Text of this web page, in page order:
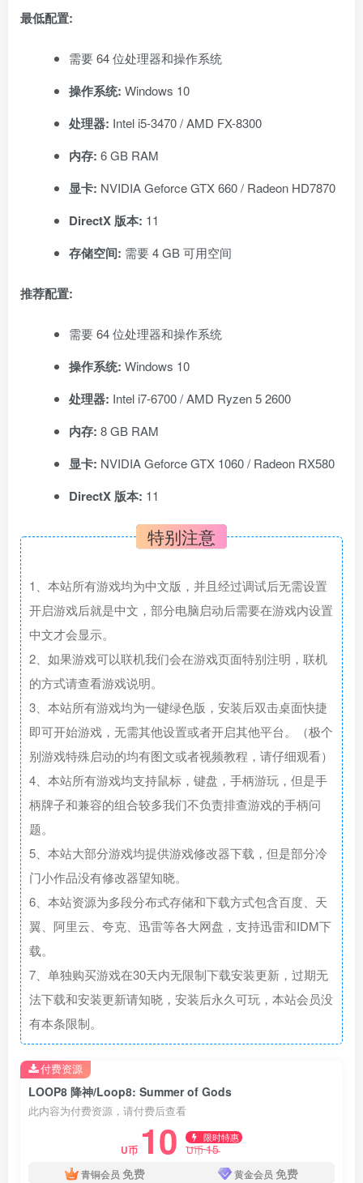
最低配置:
需要 64 位处理器和操作系统
操作系统: Windows 10
处理器: Intel i5-3470 / AMD FX-8300
内存: 6 GB RAM
显卡: NVIDIA Geforce GTX 660 / Radeon HD7870
DirectX 版本: 11
存储空间: 需要 4 GB 可用空间
推荐配置:
需要 64 位处理器和操作系统
操作系统: Windows 10
处理器: Intel i7-6700 / AMD Ryzen 5 2600
内存: 8 GB RAM
显卡: NVIDIA Geforce GTX 1060 / Radeon RX580
DirectX 版本: 11
特别注意
1、本站所有游戏均为中文版，并且经过调试后无需设置
开启游戏后就是中文，部分电脑启动后需要在游戏内设置
中文才会显示。
2、如果游戏可以联机我们会在游戏页面特别注明，联机
的方式请查看游戏说明。
3、本站所有游戏均为一键绿色版，安装后双击桌面快捷
即可开始游戏，无需其他设置或者开启其他平台。（极个
别游戏特殊启动的均有图文或者视频教程，请仔细观看）
4、本站所有游戏均支持鼠标，键盘，手柄游玩，但是手
柄牌子和兼容的组合较多我们不负责排查游戏的手柄问
题。
5、本站大部分游戏均提供游戏修改器下载，但是部分冷
门小作品没有修改器望知晓。
6、本站资源为多段分布式存储和下载方式包含百度、天
翼、阿里云、夸克、迅雷等各大网盘，支持迅雷和IDM下
载。
7、单独购买游戏在30天内无限制下载安装更新，过期无
法下载和安装更新请知晓，安装后永久可玩，本站会员没
有本条限制。
LOOP8 降神/Loop8: Summer of Gods
此内容为付费资源，请付费后查看
U币 10 限时特惠
U币15
青铜会员 免费 黄金会员 免费
付费资源